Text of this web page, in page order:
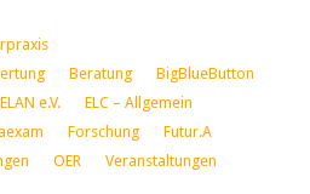
Beratung
BigBlueButton
ELAN e.V.
ELC – Allgemein
Forschung
Futur.A
OER
Veranstaltungen